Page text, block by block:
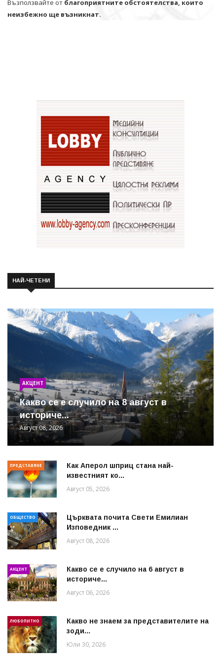
Възползвайте от благоприятните обстоятелства, които
неизбежно ще възникнат.
НАЙ-ЧЕТЕНИ
АКЦЕНТ
Какво се е случило на 8 август в
историче...
Август 08, 2026
ПРЕДСТАВЯНЕ
Как Аперол шприц стана най-
известният ко...
Август 05, 2026
ОБЩЕСТВО
Църквата почита Свeти Емилиан
Изповедник ...
Август 08, 2026
АКЦЕНТ
Какво се е случило на 6 август в
историче...
Август 06, 2026
ЛЮБОПИТНО
Какво не знаем за представителите на
зоди...
Юли 30, 2026